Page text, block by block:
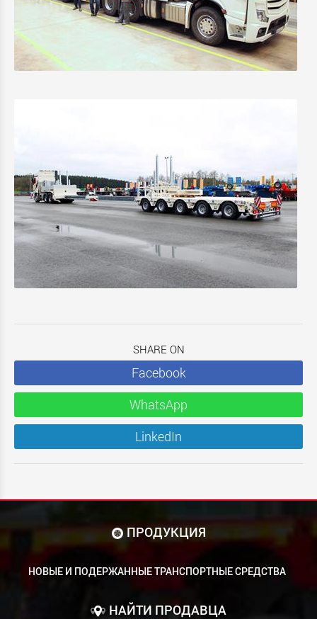
SHARE ON
Facebook
WhatsApp
LinkedIn
ПРОДУКЦИЯ
НОВЫЕ И ПОДЕРЖАННЫЕ ТРАНСПОРТНЫЕ СРЕДСТВА
НАЙТИ ПРОДАВЦА